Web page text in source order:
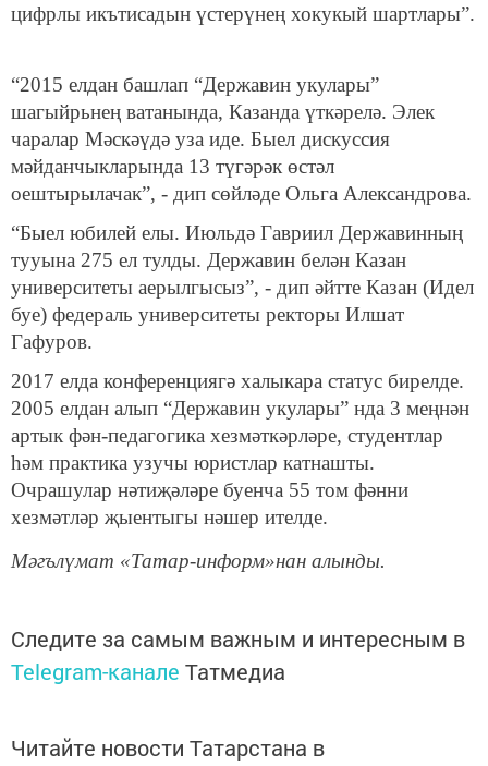
цифрлы икътисадын үстерүнең хокукый шартлары”.
“2015 елдан башлап “Державин укулары”
шагыйрьнең ватанында, Казанда үткәрелә. Элек
чаралар Мәскәүдә уза иде. Быел дискуссия
мәйданчыкларында 13 түгәрәк өстәл
оештырылачак”, - дип сөйләде Ольга Александрова.
“Быел юбилей елы. Июльдә Гавриил Державинның
тууына 275 ел тулды. Державин белән Казан
университеты аерылгысыз”, - дип әйтте Казан (Идел
буе) федераль университеты ректоры Илшат
Гафуров.
2017 елда конференциягә халыкара статус бирелде.
2005 елдан алып “Державин укулары” нда 3 меңнән
артык фән-педагогика хезмәткәрләре, студентлар
һәм практика узучы юристлар катнашты.
Очрашулар нәтиҗәләре буенча 55 том фәнни
хезмәтләр җыентыгы нәшер ителде.
Мәгълүмат «Татар-информ»нан алынды.
Следите за самым важным и интересным в
Telegram-канале Татмедиа
Читайте новости Татарстана в